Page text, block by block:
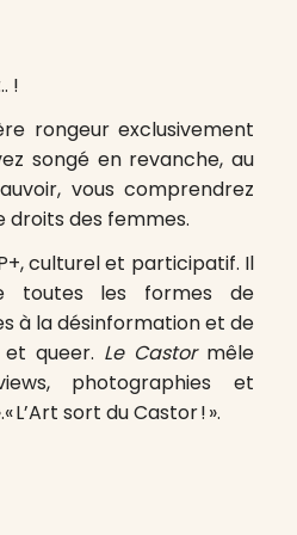
!
rongeur exclusivement
songé en revanche, au
vous comprendrez
droits des femmes.
culturel et participatif. Il
toutes les formes de
à la désinformation et de
queer. Le Castormêle
photographies et
sort du Castor ! ».